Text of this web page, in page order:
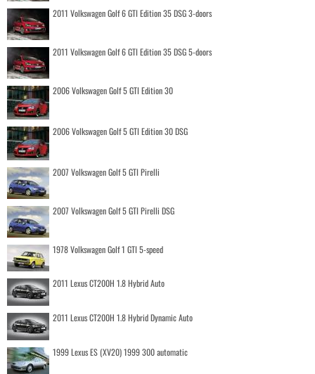
2011 Volkswagen Golf 6 GTI Edition 35 DSG 3-doors
2011 Volkswagen Golf 6 GTI Edition 35 DSG 5-doors
2006 Volkswagen Golf 5 GTI Edition 30
2006 Volkswagen Golf 5 GTI Edition 30 DSG
2007 Volkswagen Golf 5 GTI Pirelli
2007 Volkswagen Golf 5 GTI Pirelli DSG
1978 Volkswagen Golf 1 GTI 5-speed
2011 Lexus CT200H 1.8 Hybrid Auto
2011 Lexus CT200H 1.8 Hybrid Dynamic Auto
1999 Lexus ES (XV20) 1999 300 automatic